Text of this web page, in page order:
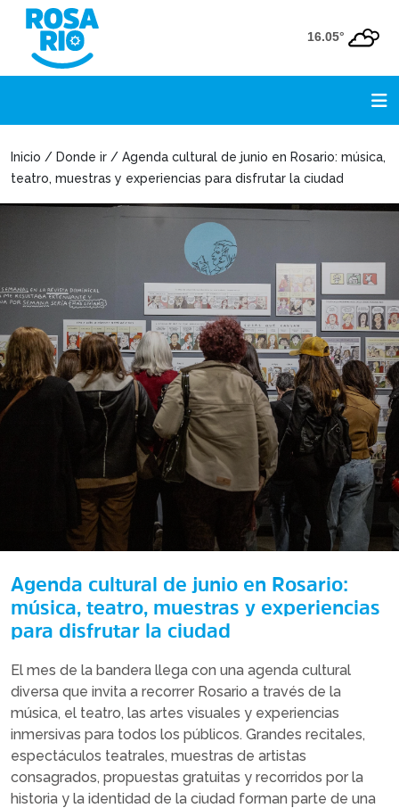
16.05°
Inicio / Donde ir / Agenda cultural de junio en Rosario: música,
teatro, muestras y experiencias para disfrutar la ciudad
Agenda cultural de junio en Rosario:
música, teatro, muestras y experiencias
para disfrutar la ciudad
El mes de la bandera llega con una agenda cultural
diversa que invita a recorrer Rosario a través de la
música, el teatro, las artes visuales y experiencias
inmersivas para todos los públicos. Grandes recitales,
espectáculos teatrales, muestras de artistas
consagrados, propuestas gratuitas y recorridos por la
historia y la identidad de la ciudad forman parte de una